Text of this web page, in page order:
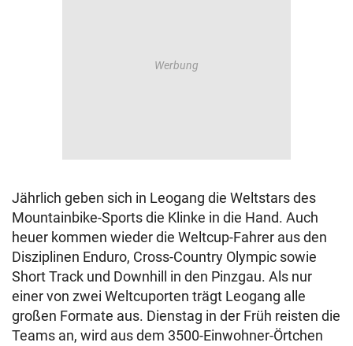
Jährlich geben sich in Leogang die Weltstars des
Mountainbike-Sports die Klinke in die Hand. Auch
heuer kommen wieder die Weltcup-Fahrer aus den
Disziplinen Enduro, Cross-Country Olympic sowie
Short Track und Downhill in den Pinzgau. Als nur
einer von zwei Weltcuporten trägt Leogang alle
großen Formate aus. Dienstag in der Früh reisten die
Teams an, wird aus dem 3500-Einwohner-Örtchen